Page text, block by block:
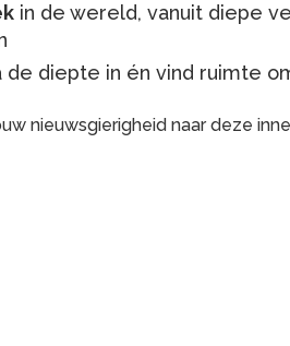
in de wereld, vanuit diepe
de diepte in én vind ruimte
nieuwsgierigheid naar deze